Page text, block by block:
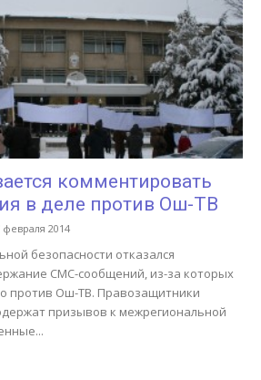
комментировать
в деле против Ош-ТВ
февраля 2014
безопасности отказался
СМС-сообщений, из-за которых
против Ош-ТВ. Правозащитники
призывов к межрегиональной